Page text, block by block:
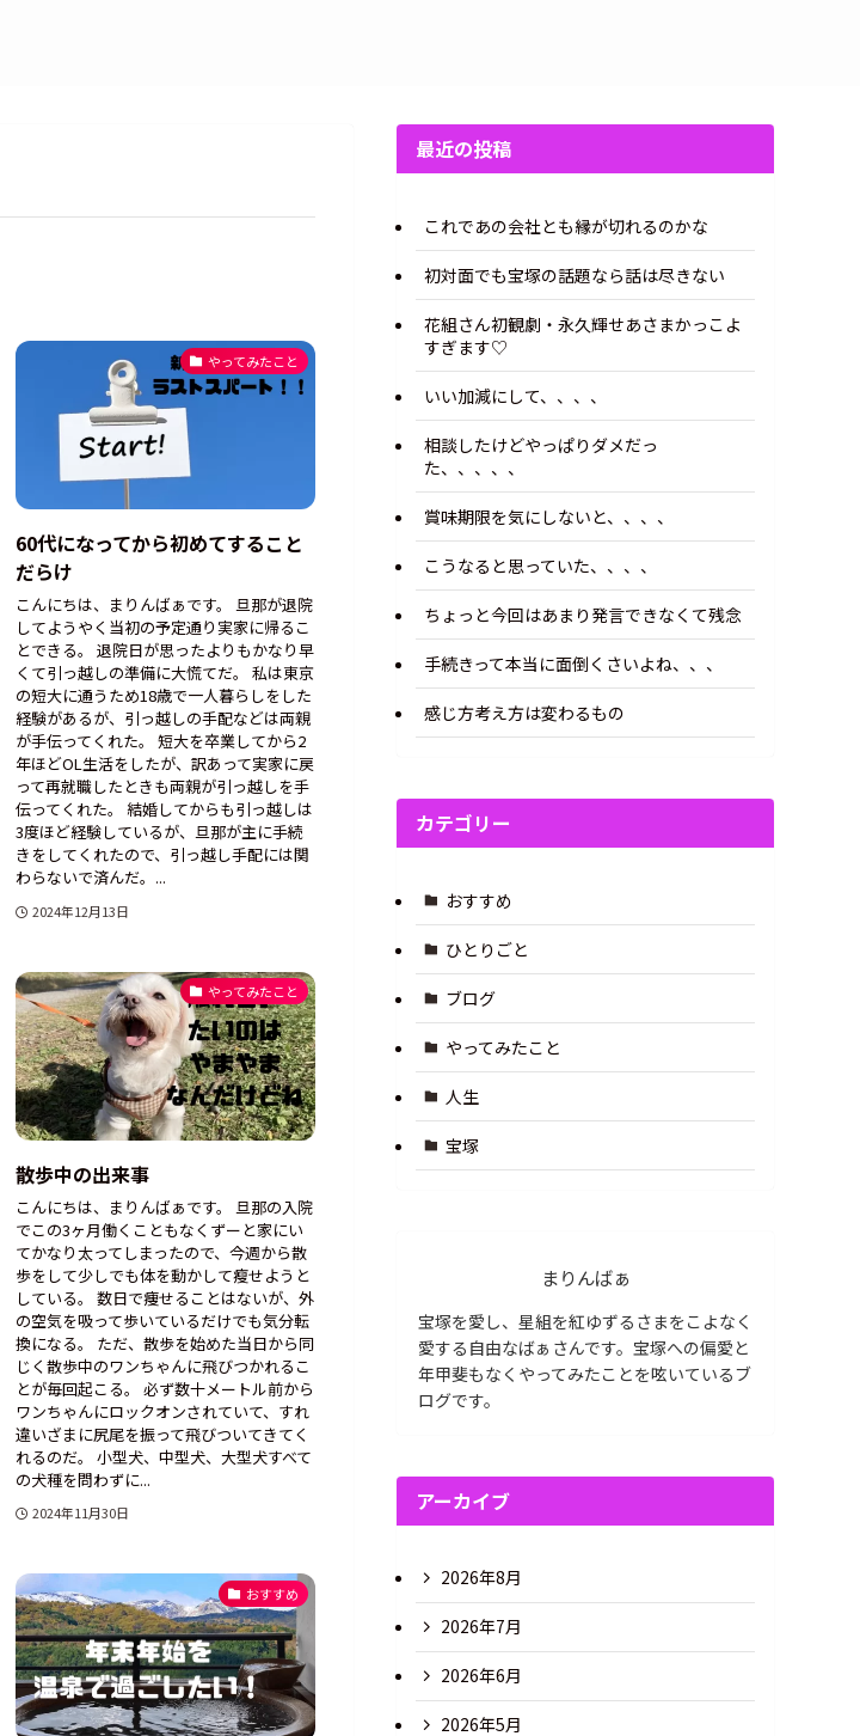
やってみたこと
60代になってから初めてすること
だらけ
こんにちは、まりんばぁです。 旦那が退院
してようやく当初の予定通り実家に帰るこ
とできる。 退院日が思ったよりもかなり早
くて引っ越しの準備に大慌てだ。 私は東京
の短大に通うため18歳で一人暮らしをした
経験があるが、引っ越しの手配などは両親
が手伝ってくれた。 短大を卒業してから2
年ほどOL生活をしたが、訳あって実家に戻
って再就職したときも両親が引っ越しを手
伝ってくれた。 結婚してからも引っ越しは
3度ほど経験しているが、旦那が主に手続
きをしてくれたので、引っ越し手配には関
わらないで済んだ。...
2024年12月13日
やってみたこと
散歩中の出来事
こんにちは、まりんばぁです。 旦那の入院
でこの3ヶ月働くこともなくずーと家にい
てかなり太ってしまったので、今週から散
歩をして少しでも体を動かして瘦せようと
している。 数日で痩せることはないが、外
の空気を吸って歩いているだけでも気分転
換になる。 ただ、散歩を始めた当日から同
じく散歩中のワンちゃんに飛びつかれるこ
とが毎回起こる。 必ず数十メートル前から
ワンちゃんにロックオンされていて、すれ
違いざまに尻尾を振って飛びついてきてく
れるのだ。 小型犬、中型犬、大型犬すべて
の犬種を問わずに...
2024年11月30日
おすすめ
最近の投稿
これであの会社とも縁が切れるのかな
初対面でも宝塚の話題なら話は尽きない
花組さん初観劇・永久輝せあさまかっこよ
すぎます♡
いい加減にして、、、、
相談したけどやっぱりダメだっ
た、、、、、
賞味期限を気にしないと、、、、
こうなると思っていた、、、、
ちょっと今回はあまり発言できなくて残念
手続きって本当に面倒くさいよね、、、
感じ方考え方は変わるもの
カテゴリー
おすすめ
ひとりごと
ブログ
やってみたこと
人生
宝塚
まりんばぁ
宝塚を愛し、星組を紅ゆずるさまをこよなく
愛する自由なばぁさんです。宝塚への偏愛と
年甲斐もなくやってみたことを呟いているブ
ログです。
アーカイブ
2026年8月
2026年7月
2026年6月
2026年5月